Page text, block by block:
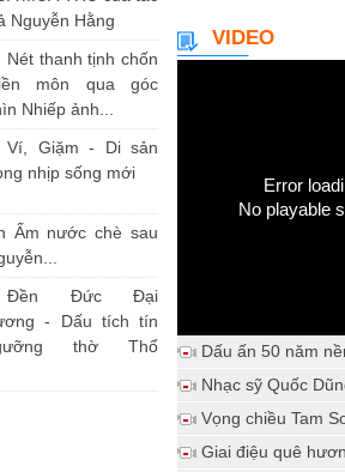
Nguyễn Hằng
Nét thanh tịnh chốn
môn qua góc
Nhiếp ảnh...
Ví, Giặm - Di sản
nhịp sống mới
Ấm nước chè sau
Đền Đức Đại
- Dấu tích tín
thờ Thổ
VIDEO
Error
No playable
Dấu ấn 50 năm
Nhạc sỹ Quốc
Vọng chiều Tam
Giai điệu quê